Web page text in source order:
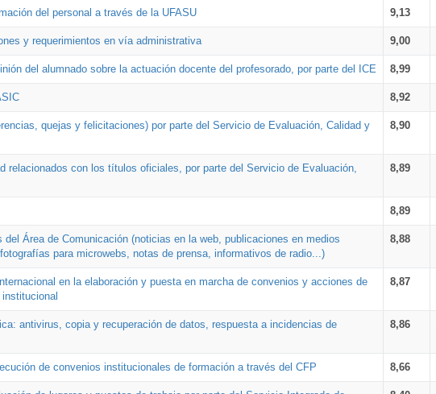
del personal a través de la UFASU 9,13
y requerimientos en vía administrativa 9,00
del alumnado sobre la actuación docente del profesorado, por parte del ICE 8,99
8,92
quejas y felicitaciones) por parte del Servicio de Evaluación, Calidad y
8,90
relacionados con los títulos oficiales, por parte del Servicio de Evaluación,
8,89
8,89
del Área de Comunicación (noticias en la web, publicaciones en medios
para microwebs, notas de prensa, informativos de radio...)
8,88
en la elaboración y puesta en marcha de convenios y acciones de
8,87
antivirus, copia y recuperación de datos, respuesta a incidencias de
8,86
de convenios institucionales de formación a través del CFP 8,66